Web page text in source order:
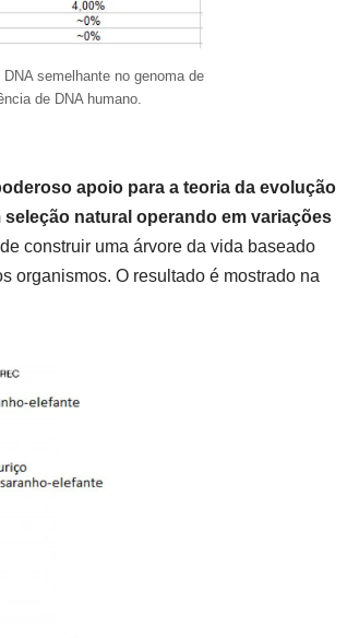
semelhante no genoma de
de DNA humano.
apoio para a teoria da evolução
natural operando em variações
construir uma árvore da vida baseado
organismos. O resultado é mostrado na